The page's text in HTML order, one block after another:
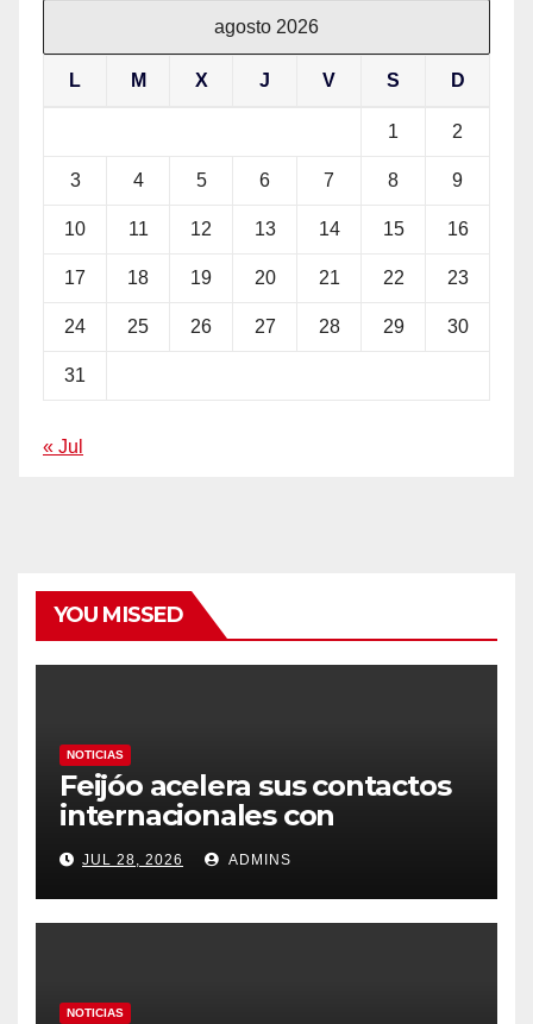
agosto 2026
L M X J V S D
1 2
3 4 5 6 7 8 9
10 11 12 13 14 15 16
17 18 19 20 21 22 23
24 25 26 27 28 29 30
31
« Jul
YOU MISSED
NOTICIAS
Feijóo acelera sus contactos
internacionales con
Latinoamérica como socio
prioritario en su agenda de
gobierno
JUL 28, 2026 ADMINS
NOTICIAS